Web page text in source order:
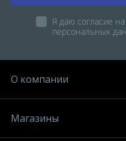
Я даю согласие
персональных
О компании
Магазины